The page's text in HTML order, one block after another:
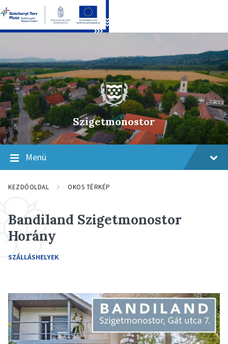
content
main
navigation
footer
Szigetmonostor
Menü
KEZDŐOLDAL OKOS TÉRKÉP
Bandiland Szigetmonostor
Horány
SZÁLLÁSHELYEK